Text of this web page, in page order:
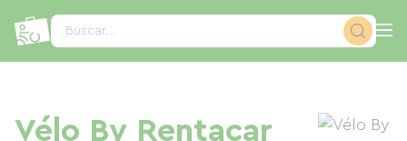
Buscar...
Vélo By Rentacar
Panel de gestión de cookies